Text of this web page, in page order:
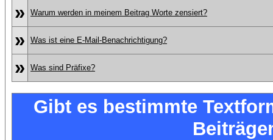
» Warum werden in meinem Beitrag Worte zensiert?
» Was ist eine E-Mail-Benachrichtigung?
» Was sind Präfixe?
Gibt es bestimmte